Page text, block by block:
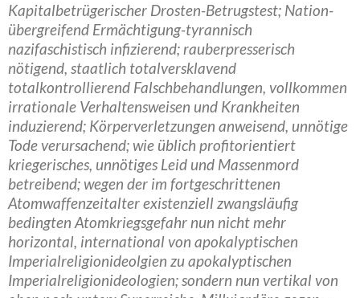
Kapitalbetrügerischer Drosten-Betrugstest; Nation-
übergreifend Ermächtigung-tyrannisch
nazifaschistisch infizierend; rauberpresserisch
nötigend, staatlich totalversklavend
totalkontrollierend Falschbehandlungen, vollkommen
irrationale Verhaltensweisen und Krankheiten
induzierend; Körperverletzungen anweisend, unnötige
Tode verursachend; wie üblich profitorientiert
kriegerisches, unnötiges Leid und Massenmord
betreibend; wegen der im fortgeschrittenen
Atomwaffenzeitalter existenziell zwangsläufig
bedingten Atomkriegsgefahr nun nicht mehr
horizontal, international von apokalyptischen
Imperialreligionideolgien zu apokalyptischen
Imperialreligionideologien; sondern nun vertikal von